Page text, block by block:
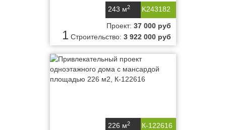
K243182
243 м2
1
Проект: 37 000 руб
Строительство: 3 922 000 руб
К-122616
226 м2